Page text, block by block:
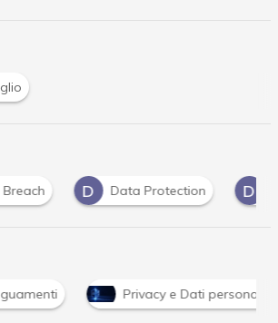
D Data Protection D dati
Privacy e Dati personali